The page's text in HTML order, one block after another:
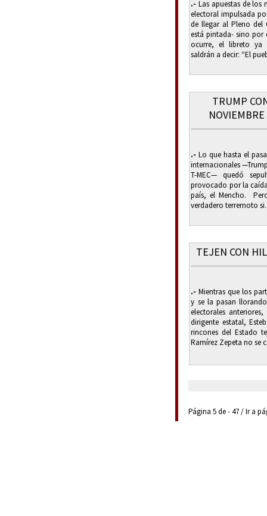
.- Las apuestas de los
electoral impulsada
de llegar al Pleno del
está pintada- sino por
ocurre, el libreto ya
saldrán a decir: “El
TRUMP
.- Lo que hasta el
internacionales
T-MEC— quedó
provocado por la
país, el Mencho.
verdadero terremoto
TEJEN CON
.- Mientras que los
y se la pasan
electorales
dirigente estatal,
rincones del Estado
Ramírez Zepeta no se
Página 5 de - 47 / Ir a